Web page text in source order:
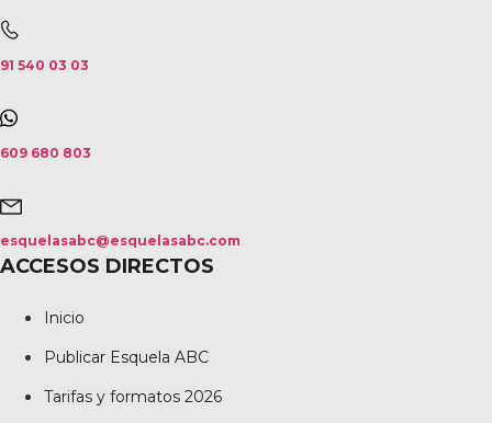
91 540 03 03
609 680 803
esquelasabc@esquelasabc.com
ACCESOS DIRECTOS
Inicio
Publicar Esquela ABC
Tarifas y formatos 2026